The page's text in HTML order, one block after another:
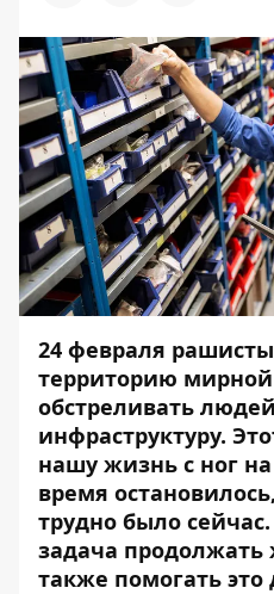
24 февраля
территорию
обстреливать
инфраструктуру.
нашу жизнь с ног на
время
трудно было
задача продолжать
также помогать это